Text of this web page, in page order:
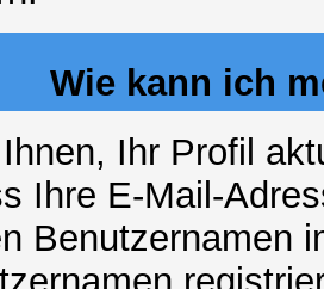
Wie kann ich
Ihr Profil
Ihre E-Mail-
Benutzernamen